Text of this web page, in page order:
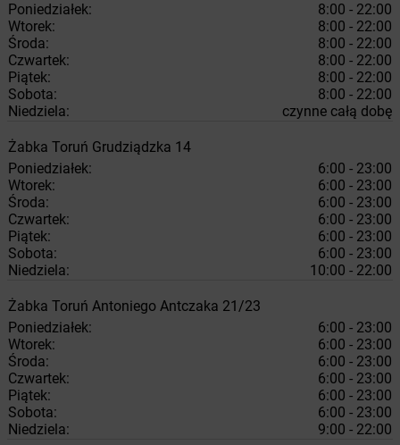
Poniedziałek:
8:00 - 22:00
Wtorek:
8:00 - 22:00
Środa:
8:00 - 22:00
Czwartek:
8:00 - 22:00
Piątek:
8:00 - 22:00
Sobota:
8:00 - 22:00
Niedziela:
czynne całą dobę
Żabka Toruń Grudziądzka 14
Poniedziałek:
6:00 - 23:00
Wtorek:
6:00 - 23:00
Środa:
6:00 - 23:00
Czwartek:
6:00 - 23:00
Piątek:
6:00 - 23:00
Sobota:
6:00 - 23:00
Niedziela:
10:00 - 22:00
Żabka Toruń Antoniego Antczaka 21/23
Poniedziałek:
6:00 - 23:00
Wtorek:
6:00 - 23:00
Środa:
6:00 - 23:00
Czwartek:
6:00 - 23:00
Piątek:
6:00 - 23:00
Sobota:
6:00 - 23:00
Niedziela:
9:00 - 22:00